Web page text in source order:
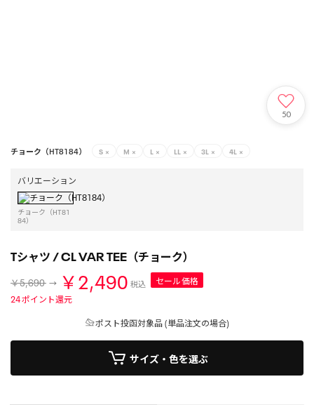
50
チョーク（HT8184） S × M × L × LL × 3L × 4L ×
バリエーション
チョーク（HT81
84）
Tシャツ / CL VAR TEE（チョーク）
￥5,690 ￥2,490 税込
セール価格
24ポイント還元
ポスト投函対象品 (単品注文の場合)
サイズ・色を選ぶ